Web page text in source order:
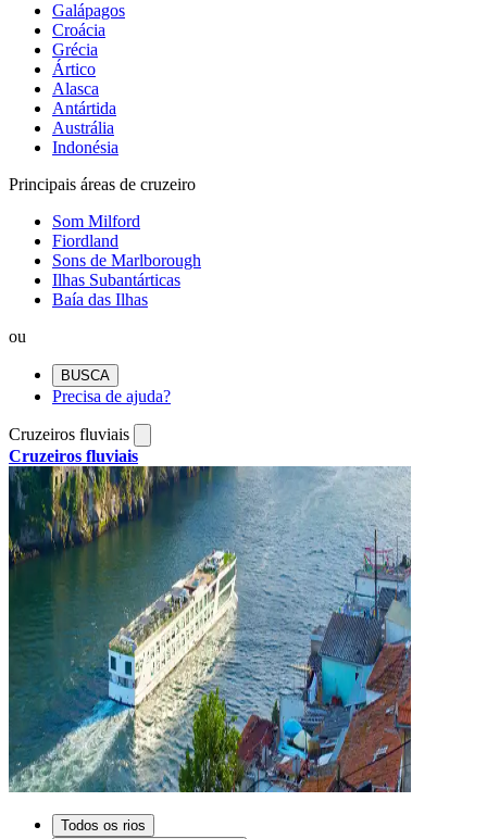
Galápagos
Croácia
Grécia
Ártico
Alasca
Antártida
Austrália
Indonésia
Principais áreas de cruzeiro
Som Milford
Fiordland
Sons de Marlborough
Ilhas Subantárticas
Baía das Ilhas
ou
BUSCA
Precisa de ajuda?
Cruzeiros fluviais
Cruzeiros fluviais
Todos os rios